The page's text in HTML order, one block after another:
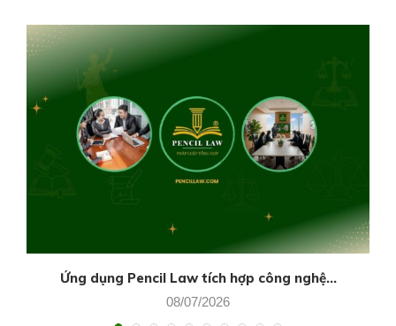
Ứng dụng Pencil Law tích hợp công nghệ...
08/07/2026